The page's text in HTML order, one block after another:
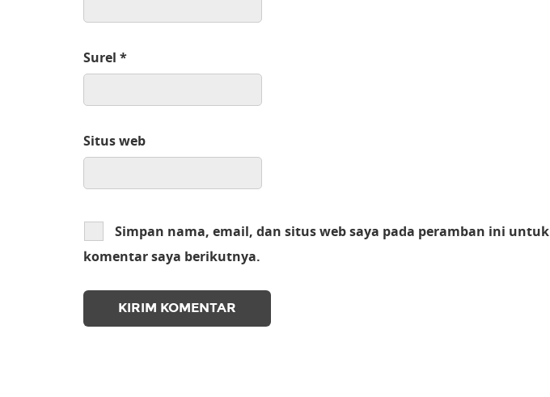
Surel *
Situs web
Simpan nama, email, dan situs web saya pada peramban ini untuk
komentar saya berikutnya.